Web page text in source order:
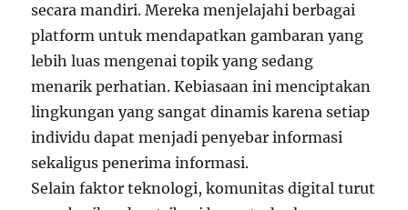
secara mandiri. Mereka menjelajahi berbagai
platform untuk mendapatkan gambaran yang
lebih luas mengenai topik yang sedang
menarik perhatian. Kebiasaan ini menciptakan
lingkungan yang sangat dinamis karena setiap
individu dapat menjadi penyebar informasi
sekaligus penerima informasi.
Selain faktor teknologi, komunitas digital turut